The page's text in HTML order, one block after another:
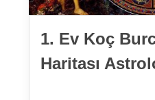
1. Ev Koç
Haritası